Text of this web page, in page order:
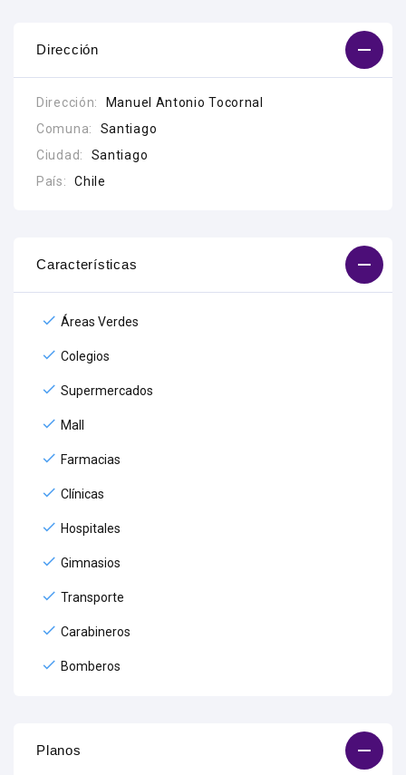
Dirección
Dirección:
Manuel Antonio Tocornal
Comuna:
Santiago
Ciudad:
Santiago
País:
Chile
Características
Áreas Verdes
Colegios
Supermercados
Mall
Farmacias
Clínicas
Hospitales
Gimnasios
Transporte
Carabineros
Bomberos
Planos